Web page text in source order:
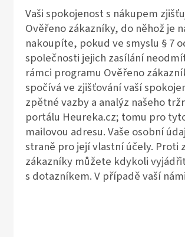
Vaši spokojenost s nákupem
Ověřeno zákazníky, do něhož je
nakoupíte, pokud ve smyslu § 7
společnosti jejich zasílání
rámci programu Ověřeno
spočívá ve zjišťování vaší
zpětné vazby a analýz našeho
portálu Heureka.cz; tomu pro
mailovou adresu. Vaše osobní
straně pro její vlastní účely. Proti
zákazníky můžete kdykoli
s dotazníkem. V případě vaší